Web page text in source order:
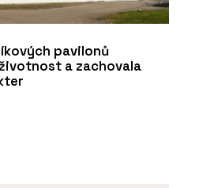
pavilonů
a zachovala